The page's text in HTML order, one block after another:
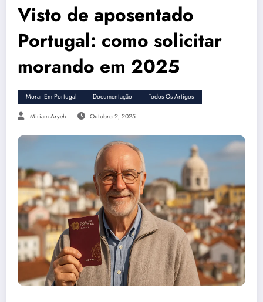
Visto de aposentado
Portugal: como solicitar
morando em 2025
Morar Em Portugal Documentação Todos Os Artigos
Miriam Aryeh Outubro 2, 2025